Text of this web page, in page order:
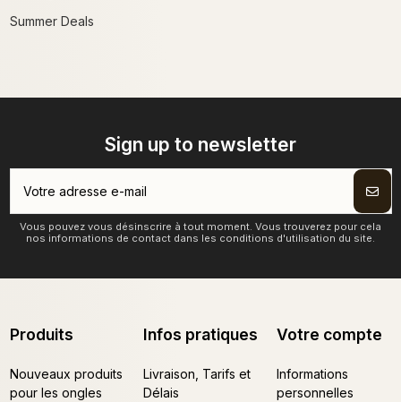
Summer Deals
Sign up to newsletter
Vous pouvez vous désinscrire à tout moment. Vous trouverez pour cela
nos informations de contact dans les conditions d'utilisation du site.
Produits
Nouveaux produits
pour les ongles
Infos pratiques
Livraison, Tarifs et
Délais
Votre compte
Informations
personnelles